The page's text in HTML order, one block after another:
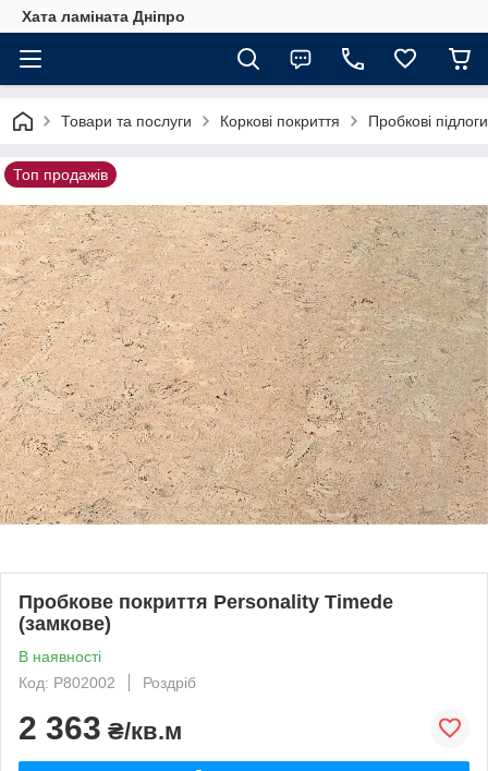
Хата ламіната Дніпро
Товари та послуги Коркові покриття Пробкові
Топ продажів
Пробкове покриття Personality Timede
(замкове)
В наявності
Код: P802002
Роздріб
2 363 ₴/кв.м